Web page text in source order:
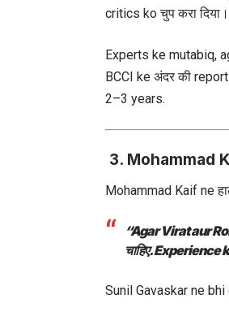
critics ko चुप करा दिया।
Experts ke mutabiq,
BCCI ke अंदर की
2–3 years.
3. Mohammad
Mohammad Kaif ne
“Agar Virat aur
चाहिए.
Sunil Gavaskar ne